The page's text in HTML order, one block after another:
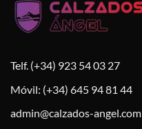
Telf. (+34) 923 54 03 27
Móvil: (+34) 645 94 81 44
admin@calzados-angel.com